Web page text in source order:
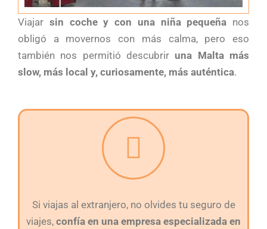
Viajar sin coche y con una niña pequeña nos
obligó a movernos con más calma, pero eso
también nos permitió descubrir una Malta más
slow, más local y, curiosamente, más auténtica.
Si viajas al extranjero, no olvides tu seguro de
viajes, confía en una empresa especializada en